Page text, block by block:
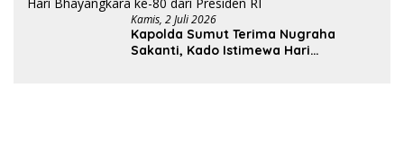
Kamis, 2 Juli 2026
Kapolda Sumut Terima Nugraha
Sakanti, Kado Istimewa Hari